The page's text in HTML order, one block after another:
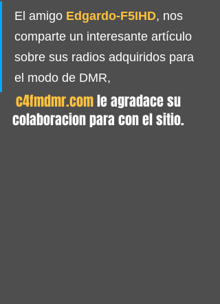
El amigo Edgardo-F5IHD, nos
comparte un interesante artículo
sobre sus radios adquiridos para
el modo de DMR,
c4fmdmr.com le agradace su
colaboracion para con el sitio.